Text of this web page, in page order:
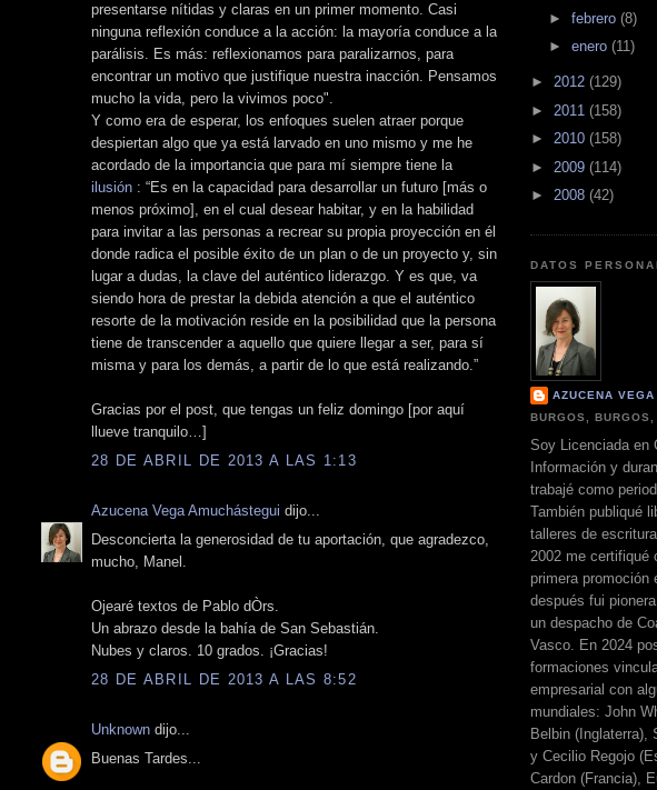
presentarse nítidas y claras en un primer momento. Casi
ninguna reflexión conduce a la acción: la mayoría conduce a la
parálisis. Es más: reflexionamos para paralizarnos, para
encontrar un motivo que justifique nuestra inacción. Pensamos
mucho la vida, pero la vivimos poco".
Y como era de esperar, los enfoques suelen atraer porque
despiertan algo que ya está larvado en uno mismo y me he
acordado de la importancia que para mí siempre tiene la
ilusión : “Es en la capacidad para desarrollar un futuro [más o
menos próximo], en el cual desear habitar, y en la habilidad
para invitar a las personas a recrear su propia proyección en él
donde radica el posible éxito de un plan o de un proyecto y, sin
lugar a dudas, la clave del auténtico liderazgo. Y es que, va
siendo hora de prestar la debida atención a que el auténtico
resorte de la motivación reside en la posibilidad que la persona
tiene de transcender a aquello que quiere llegar a ser, para sí
misma y para los demás, a partir de lo que está realizando.”
Gracias por el post, que tengas un feliz domingo [por aquí
llueve tranquilo…]
28 DE ABRIL DE 2013 A LAS 1:13
Azucena Vega Amuchástegui dijo...
Desconcierta la generosidad de tu aportación, que agradezco,
mucho, Manel.
Ojearé textos de Pablo dÒrs.
Un abrazo desde la bahía de San Sebastián.
Nubes y claros. 10 grados. ¡Gracias!
28 DE ABRIL DE 2013 A LAS 8:52
Unknown dijo...
Buenas Tardes...
► febrero (8)
► enero (11)
► 2012 (129)
► 2011 (158)
► 2010 (158)
► 2009 (114)
► 2008 (42)
DATOS
AZUCENA
BURGOS, BURGOS,
Soy Licenciada en
Información y
trabajé como
También publiqué
talleres de
2002 me certifiqué
primera promoción
después fui
un despacho de
Vasco. En 2024
formaciones
empresarial con
mundiales: John
Belbin (Inglaterra),
y Cecilio Regojo
Cardon (Francia),